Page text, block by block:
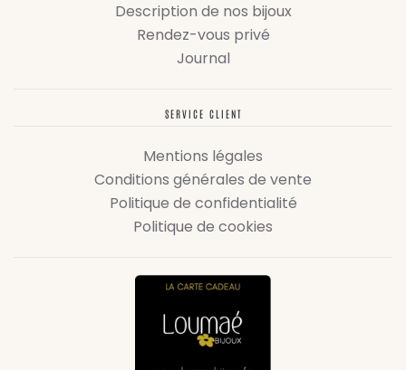
Description de nos bijoux
Rendez-vous privé
Journal
SERVICE CLIENT
Mentions légales
Conditions générales de vente
Politique de confidentialité
Politique de cookies